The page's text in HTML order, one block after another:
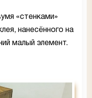
«стенками»
нанесённого на
малый элемент.